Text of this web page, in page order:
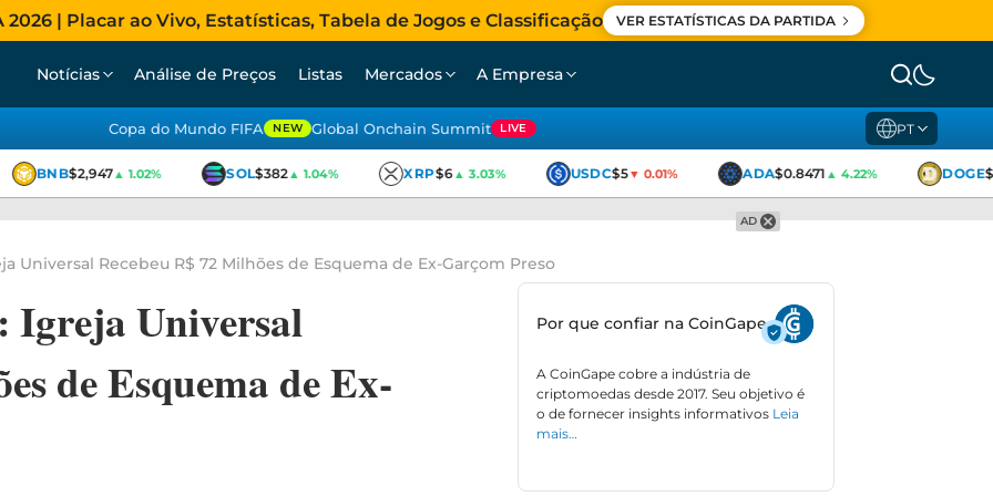
| Placar ao Vivo, Estatísticas, Tabela de Jogos e Classificação VER ESTATÍSTICAS DA PARTIDA
Notícias Análise de Preços Listas Mercados A Empresa
Copa do Mundo FIFA NEW Global Onchain Summit LIVE PT
BNB$2,947▲ 1.02% SOL$382▲ 1.04% XRP$6▲ 3.03% USDC$5▼ 0.01% ADA$0.8471▲ 4.22% DOGE
AD
Universal Recebeu R$ 72 Milhões de Esquema de Ex-Garçom Preso
Igreja Universal
de Esquema de Ex-
Por que confiar na CoinGape
A CoinGape cobre a indústria de
criptomoedas desde 2017. Seu objetivo é
o de fornecer insights informativos Leia
mais…